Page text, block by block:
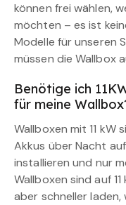
können frei wählen,
möchten – es ist
Modelle für unseren
müssen die Wallbox
Benötige ich
für meine
Wallboxen mit 11 kW
Akkus über Nacht
installieren und nur
Wallboxen sind auf
aber schneller